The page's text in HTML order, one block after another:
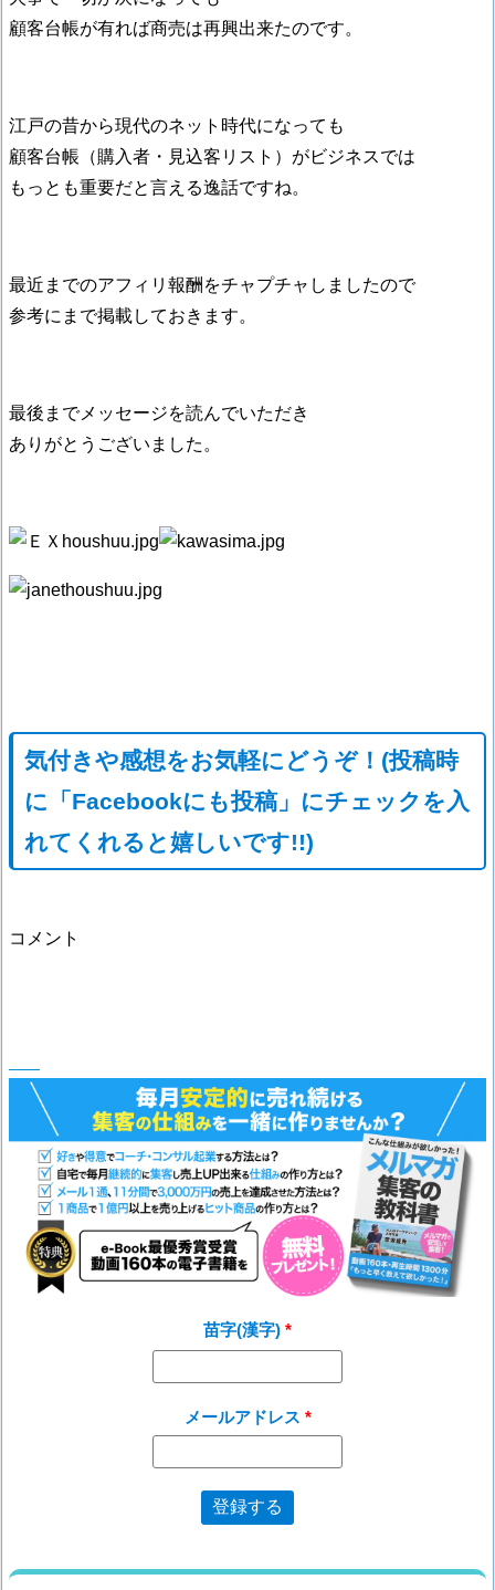
顧客台帳が有れば商売は再興出来たのです。
江戸の昔から現代のネット時代になっても
顧客台帳（購入者・見込客リスト）がビジネスでは
もっとも重要だと言える逸話ですね。
最近までのアフィリ報酬をチャプチャしましたので
参考にまで掲載しておきます。
最後までメッセージを読んでいただき
ありがとうございました。
気付きや感想をお気軽にどうぞ！(投稿時
に「Facebookにも投稿」にチェックを入
れてくれると嬉しいです!!)
コメント
苗字(漢字)
メールアドレス